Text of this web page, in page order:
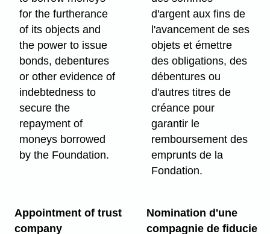
for the furtherance
of its objects and
the power to issue
bonds, debentures
or other evidence of
indebtedness to
secure the
repayment of
moneys borrowed
by the Foundation.
d'argent aux fins de
l'avancement de ses
objets et émettre
des obligations, des
débentures ou
d'autres titres de
créance pour
garantir le
remboursement des
emprunts de la
Fondation.
Appointment of trust
company
Nomination d'une
compagnie de fiducie